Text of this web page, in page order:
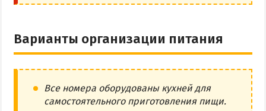
Варианты организации питания
Все номера оборудованы кухней для
самостоятельного приготовления пищи.